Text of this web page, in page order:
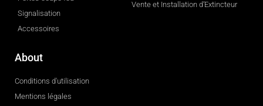
Signalisation
Accessoires
Vente et Installation d’Extincteur
About
Conditions d'utilisation
Mentions légales